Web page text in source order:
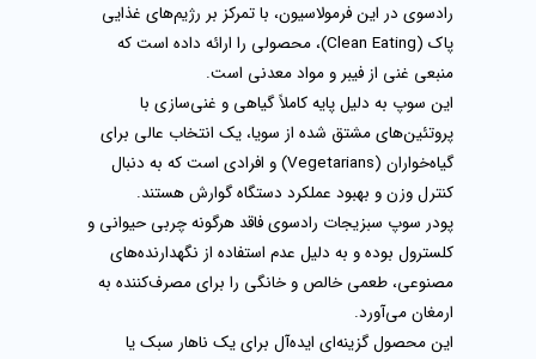
رادسوی در این فرمولاسیون، با تمرکز بر رژیم‌های غذایی
پاک (Clean Eating)، محصولی را ارائه داده است که
منبعی غنی از فیبر و مواد معدنی است.
این سوپ به دلیل پایه کاملاً گیاهی و غنی‌سازی با
پروتئین‌های مشتق شده از سویا، یک انتخاب عالی برای
گیاه‌خواران (Vegetarians) و افرادی است که به دنبال
کنترل وزن و بهبود عملکرد دستگاه گوارش هستند.
پودر سوپ سبزیجات رادسوی فاقد هرگونه چربی حیوانی و
کلسترول بوده و به دلیل عدم استفاده از نگهدارنده‌های
مصنوعی، طعمی خالص و خانگی را برای مصرف‌کننده به
ارمغان می‌آورد.
این محصول گزینه‌ای ایده‌آل برای یک ناهار سبک یا